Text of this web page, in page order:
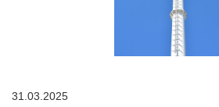
31.03.2025